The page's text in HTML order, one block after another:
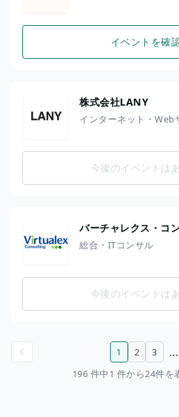
イベントを確
株式会社LANY
インターネット・Web
今後のイベントは
バーチャレクス・コ
総合・ITコンサル
今後のイベントは
1 2 3 …
196 件中1 件から24件を